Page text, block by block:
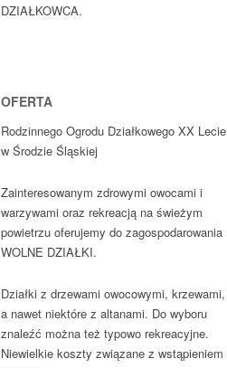
DZIAŁKOWCA.
OFERTA
Rodzinnego Ogrodu Działkowego XX Lecie
w Środzie Śląskiej
Zainteresowanym zdrowymi owocami i
warzywami oraz rekreacją na świeżym
powietrzu oferujemy do zagospodarowania
WOLNE DZIAŁKI.
Działki z drzewami owocowymi, krzewami,
a nawet niektóre z altanami. Do wyboru
znaleźć można też typowo rekreacyjne.
Niewielkie koszty związane z wstąpieniem